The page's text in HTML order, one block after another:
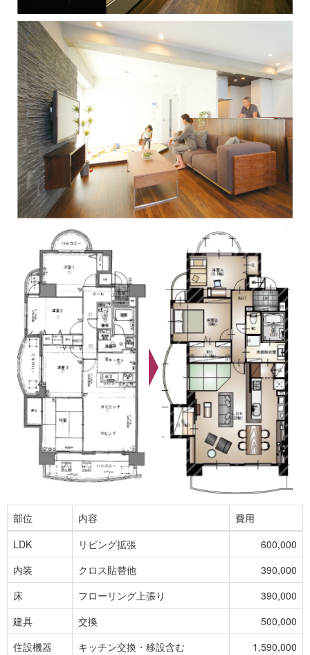
部位 内容
費用
LDK
リビング拡張
600,000
内装
クロス貼替他
390,000
床
フローリング上張り
390,000
建具
交換
500,000
住設機器
キッチン交換・移設含む
1,590,000